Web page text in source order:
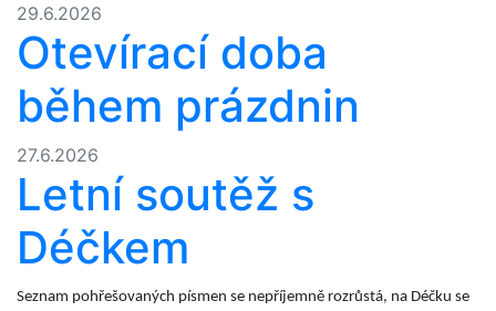
29.6.2026
Otevírací doba
během prázdnin
27.6.2026
Letní soutěž s
Déčkem
Seznam pohřešovaných písmen se nepříjemně rozrůstá, na Déčku se